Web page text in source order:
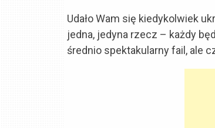
Udało Wam się kiedykolwiek
jedna, jedyna rzecz – każdy
średnio spektakularny fail, ale